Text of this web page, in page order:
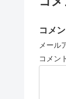
コメ
メール
コメン